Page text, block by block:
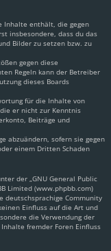
Inhalte enthält, die gegen
insbesondere, dass du das
Bilder zu setzen bzw. zu
gegen diese
Regeln kann der Betreiber
dieses Boards
für die Inhalte von
er nicht zur Kenntnis
Beiträge und
abzuändern, sofern sie gegen
einem Dritten Schaden
der „GNU General Public
Limited (www.phpbb.com)
deutschsprachige Community
Einfluss auf die Art und
die Verwendung der
fremder Foren Einfluss